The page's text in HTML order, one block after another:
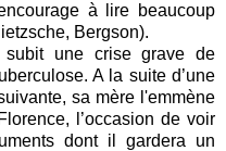
à lire beaucoup
Bergson).
une crise grave de
A la suite d’une
sa mère l'emmène
l’occasion de voir
dont il gardera un